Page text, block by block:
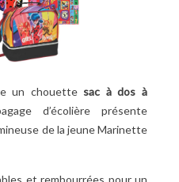
un chouette sac à dos à
d’écolière présente
de la jeune Marinette
et rembourrées pour un